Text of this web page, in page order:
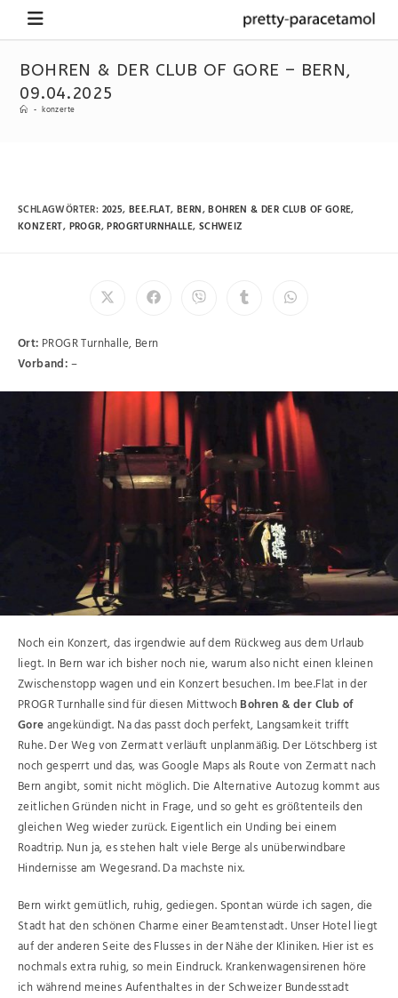
BOHREN & DER CLUB OF GORE – BERN,
09.04.2025
- konzerte
SCHLAGWÖRTER: 2025, BEE.FLAT, BERN,BOHREN & DER CLUB OF GORE,
KONZERT, PROGR,PROGRTURNHALLE, SCHWEIZ
Ort: PROGR Turnhalle, Bern
Vorband:–
Noch ein Konzert, das irgendwie auf dem Rückweg aus dem Urlaub
liegt. In Bern war ich bisher noch nie, warum also nicht einen kleinen
Zwischenstopp wagen und ein Konzert besuchen. Im bee.Flat in der
PROGR Turnhalle sind für diesen MittwochBohren & der Club of
Goreangekündigt. Na das passt doch perfekt, Langsamkeit trifft
Ruhe. Der Weg von Zermatt verläuft unplanmäßig. Der Lötschberg ist
noch gesperrt und das, was Google Maps als Route von Zermatt nach
Bern angibt, somit nicht möglich. Die Alternative Autozug kommt aus
zeitlichen Gründen nicht in Frage, und so geht es größtenteils den
gleichen Weg wieder zurück. Eigentlich ein Unding bei einem
Roadtrip. Nun ja, es stehen halt viele Berge als unüberwindbare
Hindernisse am Wegesrand. Da machste nix.
Bern wirkt gemütlich, ruhig, gediegen. Spontan würde ich sagen, die
Stadt hat den schönen Charme einer Beamtenstadt. Unser Hotel liegt
auf der anderen Seite des Flusses in der Nähe der Kliniken. Hier ist es
nochmals extra ruhig, so mein Eindruck. Krankenwagensirenen höre
ich während meines Aufenthaltes in der Schweizer Bundesstadt